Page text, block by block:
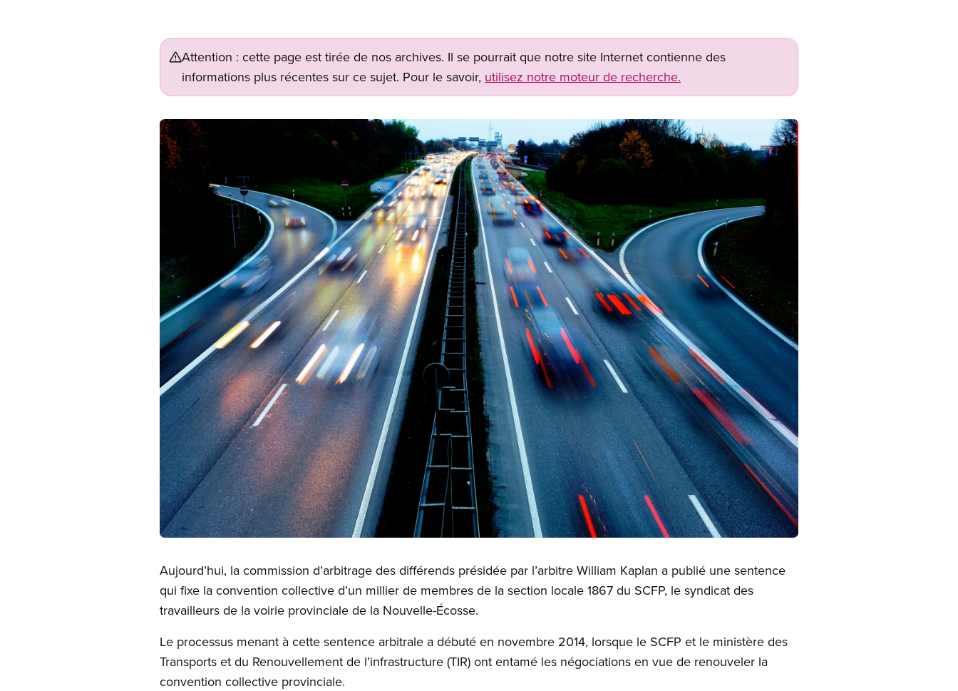
Attention : cette page est tirée de nos archives. Il se pourrait que notre site Internet contienne des
informations plus récentes sur ce sujet. Pour le savoir, utilisez notre moteur de recherche.
Image
Aujourd’hui, la commission d’arbitrage des différends présidée par l’arbitre William Kaplan a publié une sentence
qui fixe la convention collective d’un millier de membres de la section locale 1867 du SCFP, le syndicat des
travailleurs de la voirie provinciale de la Nouvelle-Écosse.
Le processus menant à cette sentence arbitrale a débuté en novembre 2014, lorsque le SCFP et le ministère des
Transports et du Renouvellement de l’infrastructure (TIR) ont entamé les négociations en vue de renouveler la
convention collective provinciale.